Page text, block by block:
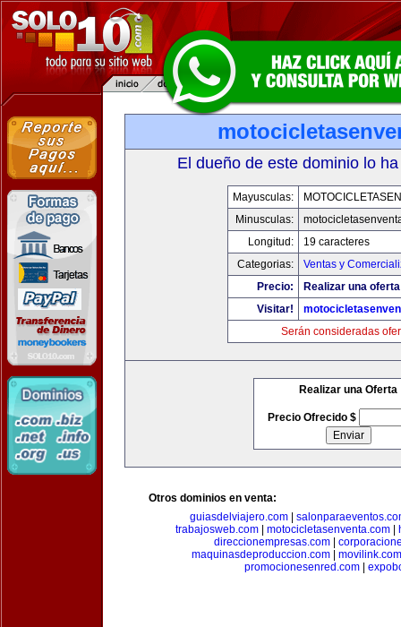
El dueño de este dominio lo
Mayusculas:
Minusculas:
Longitud:
19 caracteres
Categorias:
Ventas y
Precio:
Realizar una
Visitar!
Serán consideradas
Realizar una Oferta
Precio Ofrecido $
Otros dominios en venta:
guiasdelviajero.com|
trabajosweb.com| motocicletasenventa.com|
direccionempresas.com|
maquinasdeproduccion.com
movilink.com
promocionesenred.com|